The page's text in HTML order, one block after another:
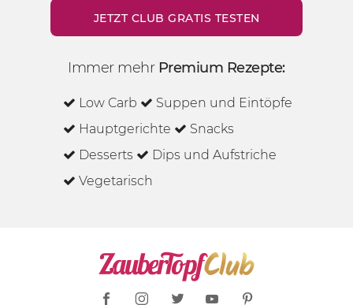
JETZT CLUB GRATIS TESTEN
Immer mehr Premium Rezepte:
Low Carb
Suppen und Eintöpfe
Hauptgerichte
Snacks
Desserts
Dips und Aufstriche
Vegetarisch